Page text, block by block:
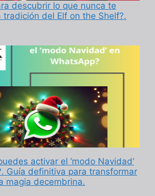
descubrir lo que nunca te
tradición del Elf on the Shelf?.
activar el ‘modo Navidad’
Guía definitiva para transformar
magia decembrina.